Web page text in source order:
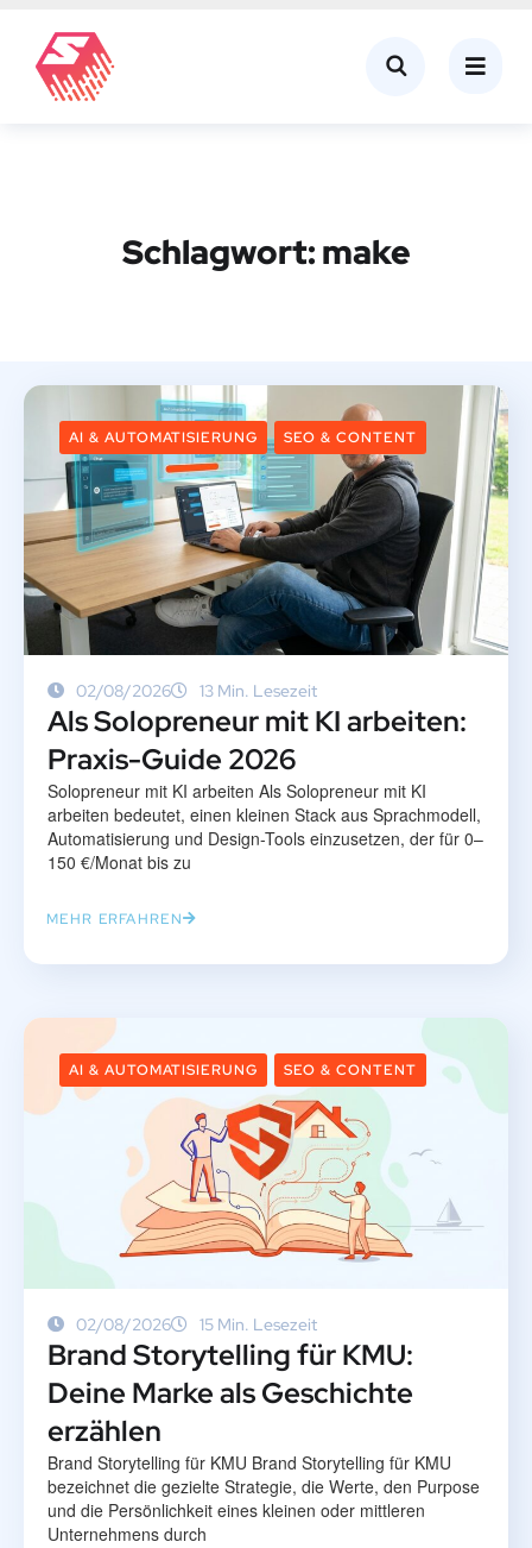
Schlagwort:make
AI & AUTOMATISIERUNG SEO & CONTENT
02/08/2026 13 Min. Lesezeit
Als Solopreneur mit KI arbeiten:
Praxis-Guide 2026
Solopreneur mit KI arbeiten Als Solopreneur mit KI
arbeiten bedeutet, einen kleinen Stack aus Sprachmodell,
Automatisierung und Design-Tools einzusetzen, der für 0–
150 €/Monat bis zu
MEHR ERFAHREN
AI & AUTOMATISIERUNG SEO & CONTENT
02/08/2026 15 Min. Lesezeit
Brand Storytelling für KMU:
Deine Marke als Geschichte
erzählen
Brand Storytelling für KMU Brand Storytelling für KMU
bezeichnet die gezielte Strategie, die Werte, den Purpose
und die Persönlichkeit eines kleinen oder mittleren
Unternehmens durch